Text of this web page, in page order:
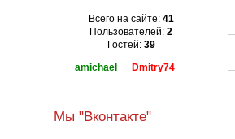
Всего на сайте: 41
Пользователей: 2
Гостей: 39
amichael
Dmitry74
Мы "Вконтакте"